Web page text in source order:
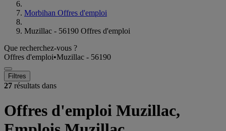
Morbihan Offres d'emploi
Muzillac - 56190 Offres d'emploi
Que recherchez-vous ?
Offres d'emploi•Muzillac - 56190
Filtres
27 résultats dans
Offres d'emploi Muzillac,